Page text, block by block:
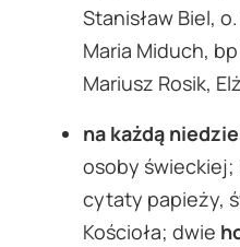
Stanisław Biel,
Maria Miduch,
Mariusz Rosik,
na każdą
osoby
cytaty papieży,
Kościoła; dwie